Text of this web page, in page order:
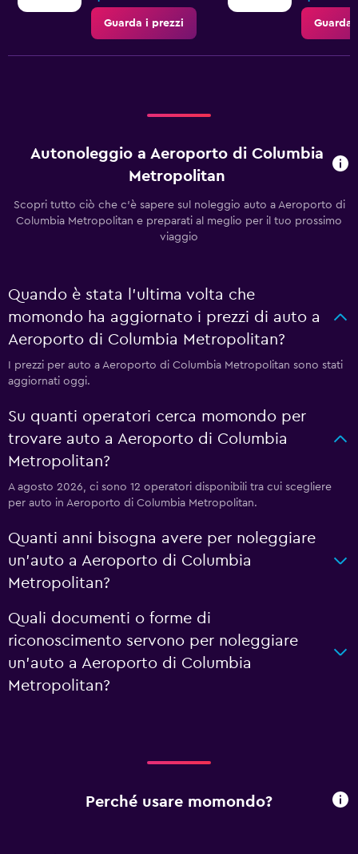
Guarda i prezzi Guarda
Autonoleggio a Aeroporto di Columbia
Metropolitan
Scopri tutto ciò che c'è sapere sul noleggio auto a Aeroporto di
Columbia Metropolitan e preparati al meglio per il tuo prossimo
viaggio
Quando è stata l'ultima volta che
momondo ha aggiornato i prezzi di auto a
Aeroporto di Columbia Metropolitan?
I prezzi per auto a Aeroporto di Columbia Metropolitan sono stati
aggiornati oggi.
Su quanti operatori cerca momondo per
trovare auto a Aeroporto di Columbia
Metropolitan?
A agosto 2026, ci sono 12 operatori disponibili tra cui scegliere
per auto in Aeroporto di Columbia Metropolitan.
Quanti anni bisogna avere per noleggiare
un'auto a Aeroporto di Columbia
Metropolitan?
Quali documenti o forme di
riconoscimento servono per noleggiare
un'auto a Aeroporto di Columbia
Metropolitan?
Perché usare momondo?